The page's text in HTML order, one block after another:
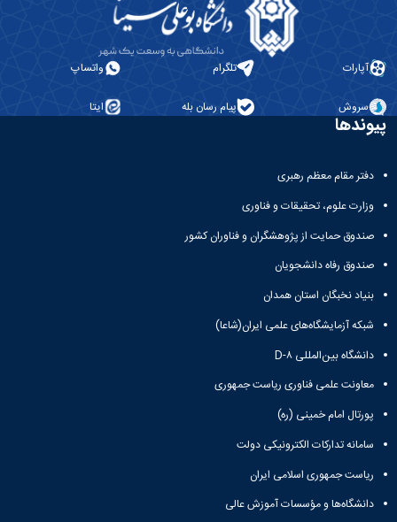
آپارات تلگرام واتساپ
سروش پیام رسان بله ایتا
پیوندها
دفتر مقام معظم رهبری
وزارت علوم، تحقیقات و فناوری
صندوق حمایت از پژوهشگران و فناوران کشور
صندوق رفاه دانشجویان
بنیاد نخبگان استان همدان
شبکه آزمایشگاه‌های علمی ایران(شاعا)
دانشگاه بین‌المللی D-۸
معاونت علمی فناوری ریاست جمهوری
پورتال امام خمینی (ره)
سامانه تدارکات الکترونیکی دولت
ریاست جمهوری اسلامی ایران
دانشگاه‌ها و مؤسسات آموزش عالی